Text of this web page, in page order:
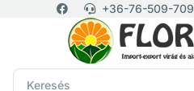
+36-76-509-709